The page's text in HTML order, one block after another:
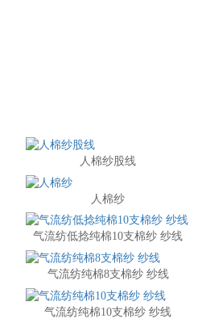
人棉纱股线
人棉纱
气流纺低捻纯棉10支棉纱 纱线
气流纺纯棉8支棉纱 纱线
气流纺纯棉10支棉纱 纱线